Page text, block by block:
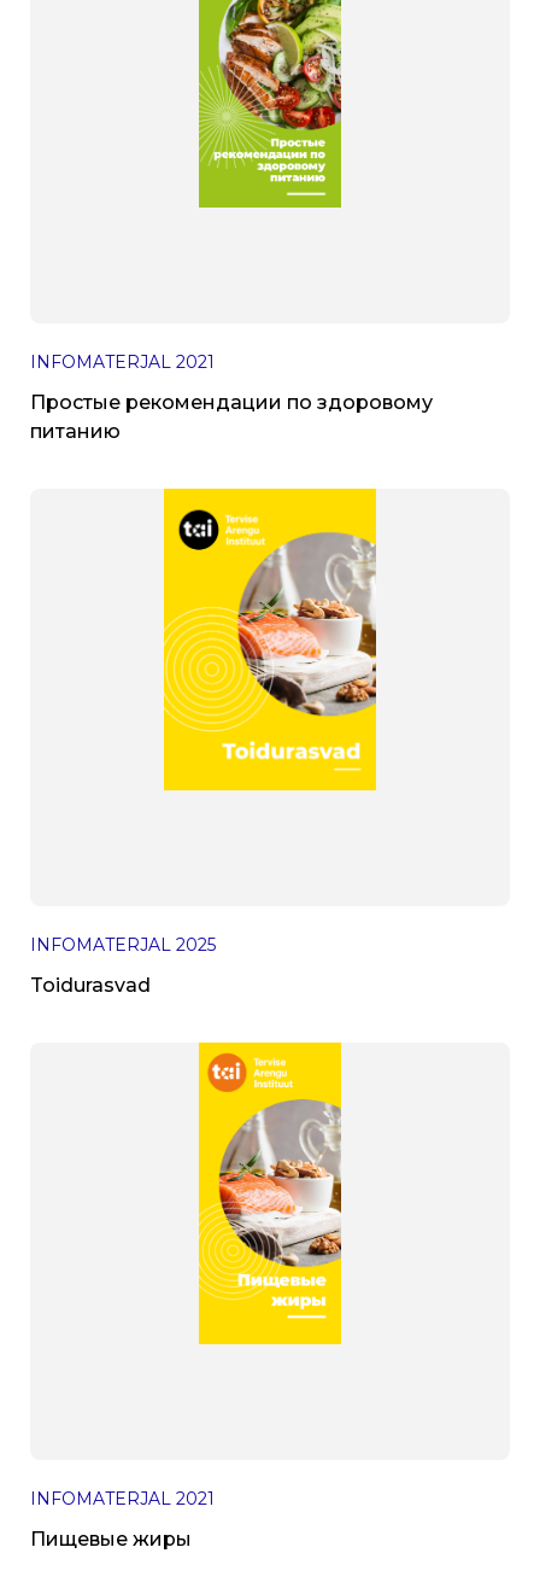
INFOMATERJAL 2021
Простые рекомендации по здоровому
питанию
INFOMATERJAL 2025
Toidurasvad
INFOMATERJAL 2021
Пищевые жиры